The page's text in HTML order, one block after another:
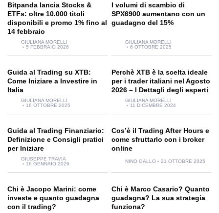
Bitpanda lancia Stocks &
ETFs: oltre 10.000 titoli
disponibili e promo 1% fino al
14 febbraio
GIULIANA MORELLI
5 FEBBRAIO 2026
I volumi di scambio di
SPX6900 aumentano con un
guadagno del 15%
GIULIANA MORELLI
6 OTTOBRE 2025
Guida al Trading su XTB:
Come Iniziare a Investire in
Italia
GIULIANA MORELLI
16 OTTOBRE 2025
Perchè XTB è la scelta ideale
per i trader italiani nel Agosto
2026 – I Dettagli degli esperti
GIULIANA MORELLI
11 DICEMBRE 2024
Guida al Trading Finanziario:
Definizione e Consigli pratici
per Iniziare
GIUSEPPE TRAVIA
16 GENNAIO 2026
Cos’è il Trading After Hours e
come sfruttarlo con i broker
online
NINO GALLO 21 OTTOBRE 2025
Chi è Jacopo Marini: come
investe e quanto guadagna
con il trading?
Chi è Marco Casario? Quanto
guadagna? La sua strategia
funziona?